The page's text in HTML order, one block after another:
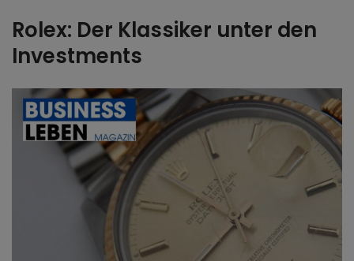
Rolex: Der Klassiker unter den
Investments